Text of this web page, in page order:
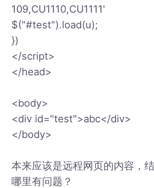
109,CU1110,CU1111'
$("#test").load(u);
})
</script>
</head>
<body>
<div id="test">abc</div>
</body>
本来应该是远程网页的内容，
哪里有问题？